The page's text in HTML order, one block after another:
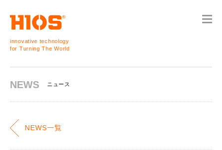
innovative technology
for Turning The World
NEWS ニュース
NEWS一覧